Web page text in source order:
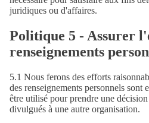
juridiques ou d'affaires.
Politique 5 - Assurer
renseignements
5.1 Nous ferons des efforts
des renseignements personnels sont
être utilisé pour prendre une
divulgués à une autre organisation.